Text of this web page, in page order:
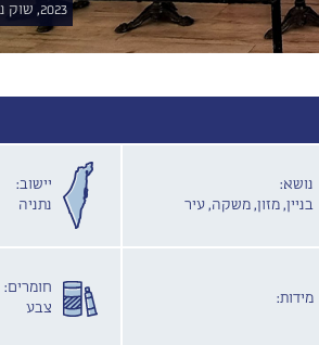
2023, שוק נתניה, צילום: חיה עמירן
נושא:
בניין, מזון, משקה, עיר
יישוב:
נתניה
מידות:
חומרים:
צבע